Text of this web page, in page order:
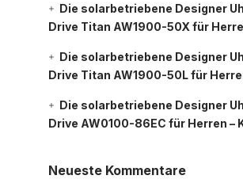
Die solarbetriebene Designer
Drive Titan AW1900-50X für
Die solarbetriebene Designer
Drive Titan AW1900-50L für
Die solarbetriebene Designer
Drive AW0100-86EC für Herren –
Neueste Kommentare